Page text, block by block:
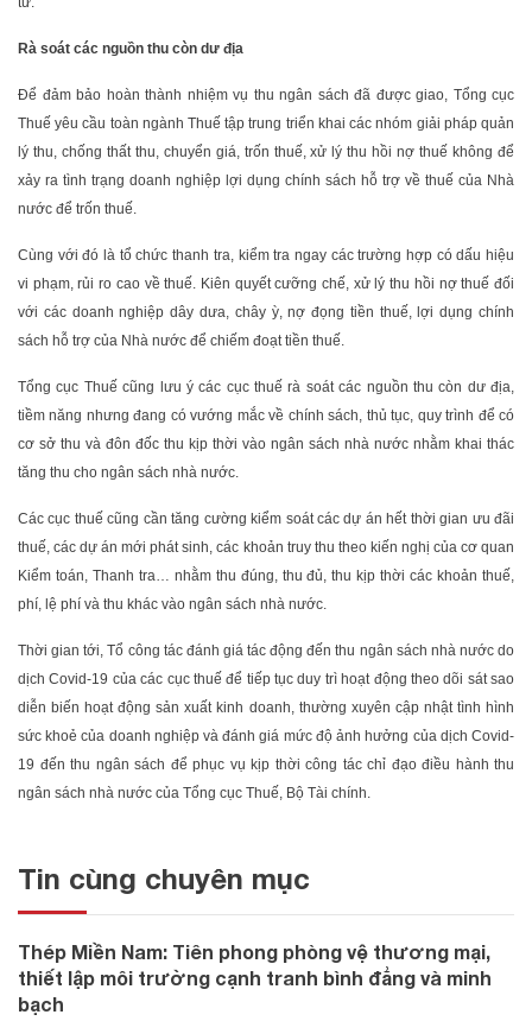
Rà soát các nguồn thu còn dư địa
Để đảm bảo hoàn thành nhiệm vụ thu ngân sách đã được giao, Tổng cục
Thuế yêu cầu toàn ngành Thuế tập trung triển khai các nhóm giải pháp quản
lý thu, chống thất thu, chuyển giá, trốn thuế, xử lý thu hồi nợ thuế không để
xảy ra tình trạng doanh nghiệp lợi dụng chính sách hỗ trợ về thuế của Nhà
nước để trốn thuế.
Cùng với đó là tổ chức thanh tra, kiểm tra ngay các trường hợp có dấu hiệu
vi phạm, rủi ro cao về thuế. Kiên quyết cưỡng chế, xử lý thu hồi nợ thuế đối
với các doanh nghiệp dây dưa, chây ỳ, nợ đọng tiền thuế, lợi dụng chính
sách hỗ trợ của Nhà nước để chiếm đoạt tiền thuế.
Tổng cục Thuế cũng lưu ý các cục thuế rà soát các nguồn thu còn dư địa,
tiềm năng nhưng đang có vướng mắc về chính sách, thủ tục, quy trình để có
cơ sở thu và đôn đốc thu kịp thời vào ngân sách nhà nước nhằm khai thác
tăng thu cho ngân sách nhà nước.
Các cục thuế cũng cần tăng cường kiểm soát các dự án hết thời gian ưu đãi
thuế, các dự án mới phát sinh, các khoản truy thu theo kiến nghị của cơ quan
Kiểm toán, Thanh tra… nhằm thu đúng, thu đủ, thu kịp thời các khoản thuế,
phí, lệ phí và thu khác vào ngân sách nhà nước.
Thời gian tới, Tổ công tác đánh giá tác động đến thu ngân sách nhà nước do
dịch Covid-19 của các cục thuế để tiếp tục duy trì hoạt động theo dõi sát sao
diễn biến hoạt động sản xuất kinh doanh, thường xuyên cập nhật tình hình
sức khoẻ của doanh nghiệp và đánh giá mức độ ảnh hưởng của dịch Covid-
19 đến thu ngân sách để phục vụ kịp thời công tác chỉ đạo điều hành thu
ngân sách nhà nước của Tổng cục Thuế, Bộ Tài chính.
Tin cùng chuyên mục
Thép Miền Nam: Tiên phong phòng vệ thương mại,
thiết lập môi trường cạnh tranh bình đẳng và minh
bạch